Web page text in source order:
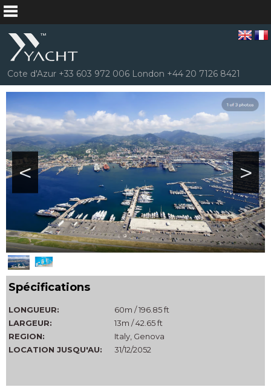
Cote d'Azur +33 603 972 006 London +44 20 7126 8421
>
<
Spécifications
LONGUEUR:
60m / 196.85 ft
LARGEUR:
13m / 42.65 ft
REGION:
Italy, Genova
LOCATION JUSQU'AU:
31/12/2052